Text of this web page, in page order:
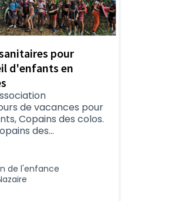
pour
d'enfants en
de vacances pour
Copains des colos.
des...
de l'enfance